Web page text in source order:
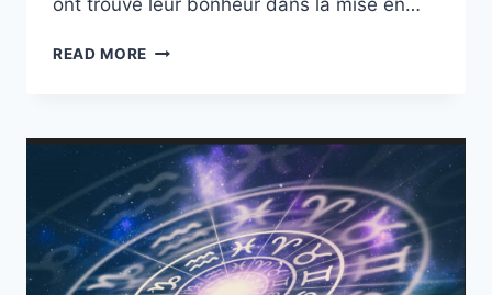
READ MORE LE
CALL
CENTER
TENDANCE
A
COTONOU